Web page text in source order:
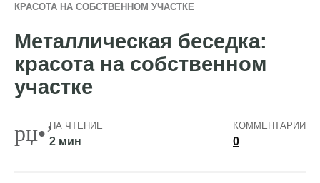
КРАСОТА НА СОБСТВЕННОМ УЧАСТКЕ
Металлическая беседка:
красота на собственном
участке
НА ЧТЕНИЕ
2 мин
КОММЕНТАРИИ
0